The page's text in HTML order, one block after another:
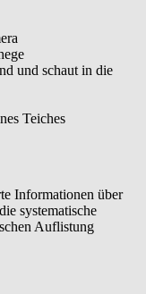
Informationen über
systematische
Auflistung